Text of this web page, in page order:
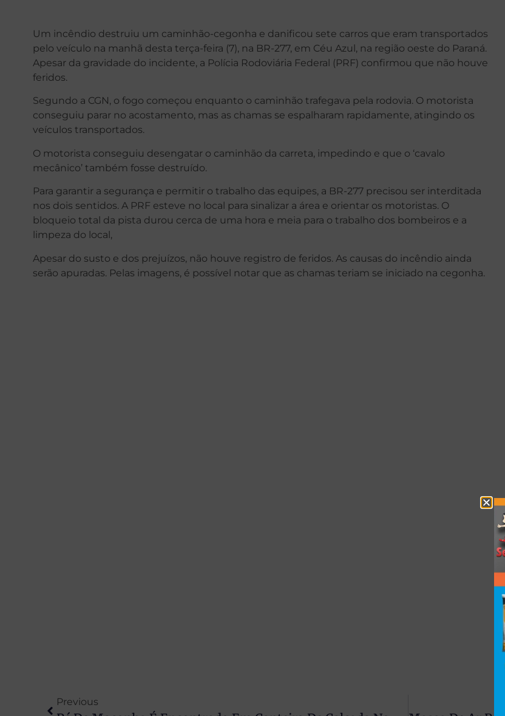
Um incêndio destruiu um caminhão-cegonha e danificou sete carros que eram transportados
pelo veículo na manhã desta terça-feira (7), na BR-277, em Céu Azul, na região oeste do Paraná.
Apesar da gravidade do incidente, a Polícia Rodoviária Federal (PRF) confirmou que não houve
feridos.
Segundo a CGN, o fogo começou enquanto o caminhão trafegava pela rodovia. O motorista
conseguiu parar no acostamento, mas as chamas se espalharam rapidamente, atingindo os
veículos transportados.
O motorista conseguiu desengatar o caminhão da carreta, impedindo e que o ‘cavalo
mecânico’ também fosse destruído.
Para garantir a segurança e permitir o trabalho das equipes, a BR-277 precisou ser interditada
nos dois sentidos. A PRF esteve no local para sinalizar a área e orientar os motoristas. O
bloqueio total da pista durou cerca de uma hora e meia para o trabalho dos bombeiros e a
limpeza do local,
Apesar do susto e dos prejuízos, não houve registro de feridos. As causas do incêndio ainda
serão apuradas. Pelas imagens, é possível notar que as chamas teriam se iniciado na cegonha.
Previous